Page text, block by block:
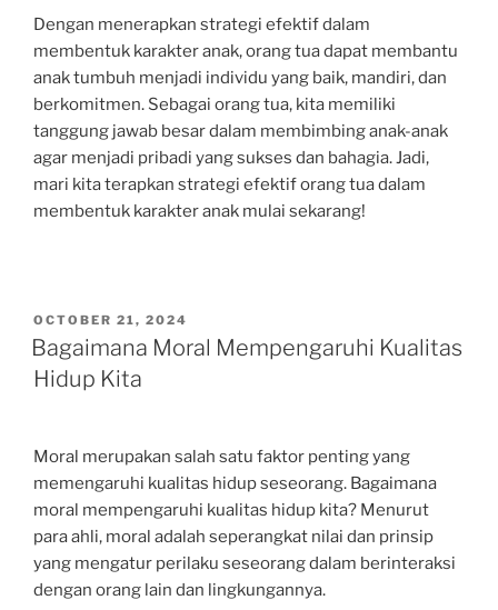
Dengan menerapkan strategi efektif dalam
membentuk karakter anak, orang tua dapat membantu
anak tumbuh menjadi individu yang baik, mandiri, dan
berkomitmen. Sebagai orang tua, kita memiliki
tanggung jawab besar dalam membimbing anak-anak
agar menjadi pribadi yang sukses dan bahagia. Jadi,
mari kita terapkan strategi efektif orang tua dalam
membentuk karakter anak mulai sekarang!
POSTED
ON
OCTOBER 21, 2024
Bagaimana Moral Mempengaruhi Kualitas
Hidup Kita
Moral merupakan salah satu faktor penting yang
memengaruhi kualitas hidup seseorang. Bagaimana
moral mempengaruhi kualitas hidup kita? Menurut
para ahli, moral adalah seperangkat nilai dan prinsip
yang mengatur perilaku seseorang dalam berinteraksi
dengan orang lain dan lingkungannya.